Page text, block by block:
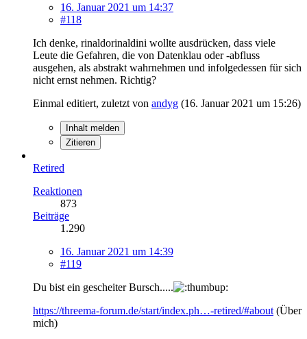
16. Januar 2021 um 14:37
#118
Ich denke, rinaldorinaldini wollte ausdrücken, dass viele
Leute die Gefahren, die von Datenklau oder -abfluss
ausgehen, als abstrakt wahrnehmen und infolgedessen für sich
nicht ernst nehmen. Richtig?
Einmal editiert, zuletzt von andyg (16. Januar 2021 um 15:26)
Inhalt melden
Zitieren
Retired
Reaktionen
873
Beiträge
1.290
16. Januar 2021 um 14:39
#119
Du bist ein gescheiter Bursch.....
https://threema-forum.de/start/index.ph…-retired/#about (Über
mich)